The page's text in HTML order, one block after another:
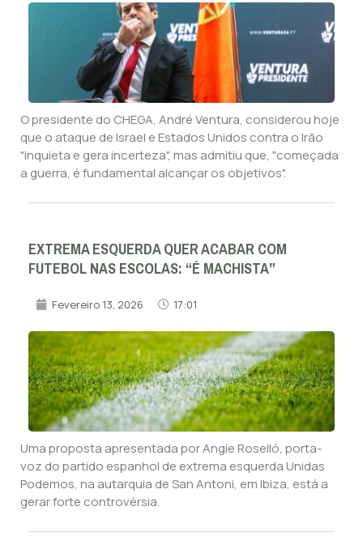
O presidente do CHEGA, André Ventura, considerou hoje
que o ataque de Israel e Estados Unidos contra o Irão
"inquieta e gera incerteza", mas admitiu que, "começada
a guerra, é fundamental alcançar os objetivos".
EXTREMA ESQUERDA QUER ACABAR COM
FUTEBOL NAS ESCOLAS: “É MACHISTA”
Fevereiro 13, 2026 17:01
Uma proposta apresentada por Angie Roselló, porta-
voz do partido espanhol de extrema esquerda Unidas
Podemos, na autarquia de San Antoni, em Ibiza, está a
gerar forte controvérsia.